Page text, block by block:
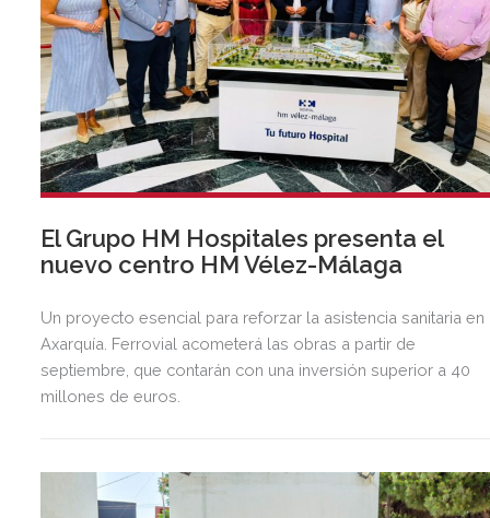
El Grupo HM Hospitales presenta el
nuevo centro HM Vélez-Málaga
Un proyecto esencial para reforzar la asistencia sanitaria en
Axarquía. Ferrovial acometerá las obras a partir de
septiembre, que contarán con una inversión superior a 40
millones de euros.